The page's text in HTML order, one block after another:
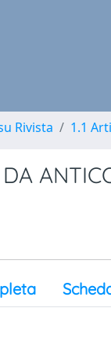
Rivista 1.1